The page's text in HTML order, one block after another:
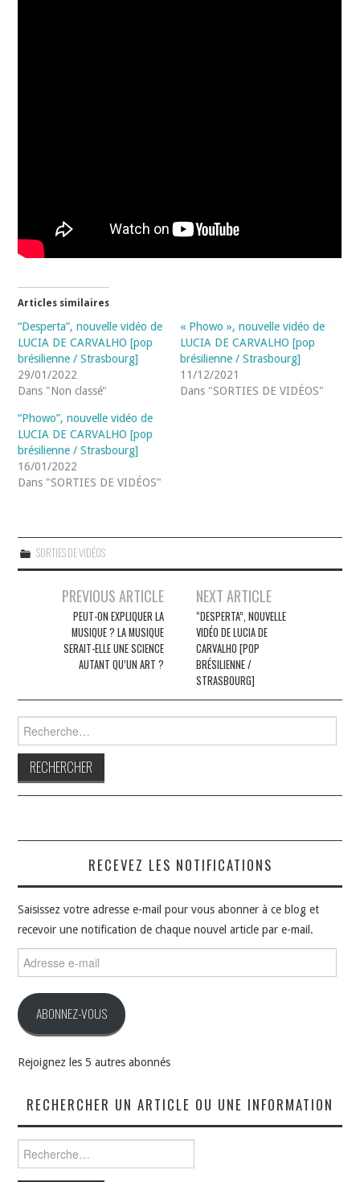
Articles similaires
“Desperta”, nouvelle vidéo de
LUCIA DE CARVALHO [pop
brésilienne / Strasbourg]
29/01/2022
Dans "Non classé"
« Phowo », nouvelle vidéo de
LUCIA DE CARVALHO [pop
brésilienne / Strasbourg]
11/12/2021
Dans "SORTIES DE VIDÉOS"
“Phowo”, nouvelle vidéo de
LUCIA DE CARVALHO [pop
brésilienne / Strasbourg]
16/01/2022
Dans "SORTIES DE VIDÉOS"
SORTIES DE VIDÉOS
Navigation
articles
PREVIOUS ARTICLE
PEUT-ON EXPLIQUER LA
MUSIQUE ? LA MUSIQUE
SERAIT-ELLE UNE SCIENCE
AUTANT QU’UN ART ?
NEXT ARTICLE
“DESPERTA”, NOUVELLE
VIDÉO DE LUCIA DE
CARVALHO [POP
BRÉSILIENNE /
STRASBOURG]
RECEVEZ LES NOTIFICATIONS
Saisissez votre adresse e-mail pour vous abonner à ce blog et
recevoir une notification de chaque nouvel article par e-mail.
e-
ABONNEZ-VOUS
Rejoignez les 5 autres abonnés
RECHERCHER UN ARTICLE OU UNE INFORMATION